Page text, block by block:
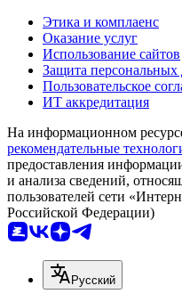
Этика и комплаенс
Оказание услуг
Использование сайтов
Защита
Пользовательское
ИТ аккредитация
На информационном
рекомендательные
предоставления
и анализа сведений,
пользователей сети
Российской Федерации)
Русский